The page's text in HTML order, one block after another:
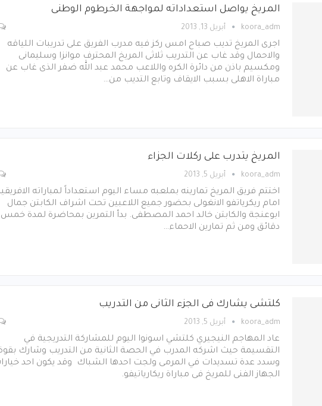
المريخ يواصل استعداداته لمواجهة الخرطوم الوطنى
koora_adm أبريل 13, 2013
اجرى المريخ تديب صباح امس ركز فيه مدرب الفريق على تدريبات اللياقه
والاحمال وقد غاب عن التدريب ثلاثى المريخ المحترف موانزا وسليمانى
ومكسيم باذن من دائرة الكره واللاعب محمد عبد الله ضفر الذى غاب عن
مباراة الاهلى بسبب الايقاف وتابع التديب من…
المريخ يتدرب على ركلات الجزاء
koora_adm أبريل 5, 2013
اختتم فريق المريخ تمارينه بملعبه مساء اليوم استعداداً لمباراته
امام ريكرياتفو الانغولى بحضور جميع اللاعبين تحت اشراف الكابتن جمال
ابوعنجة والكابتن خالد احمد المصطفى. بدأ التمرين بمحاضرة لمدة خمس
دقائق ومن ثم تمارين الاحماء…
كلتشى يشارك فى الجزء الثانى من التدريب
koora_adm أبريل 5, 2013
عاد المهاجم النيجيري كلتشي اسونوا اليوم للمشاركة التدريجية في
التقسيمة حيث اشركه المدرب في الحصة الثانية من التدريب وشارك
وسدد عدة تسديدات في المرمى ولجت احدها الشباك وقد يكون احد
الجهاز الفنى للمريخ فى مباراة ريكارياتيفو.